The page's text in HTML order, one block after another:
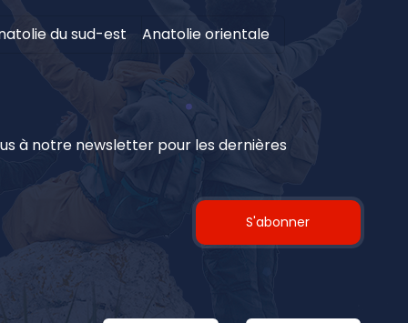
du sud-est Anatolie orientale
à notre newsletter pour les dernières
S'abonner